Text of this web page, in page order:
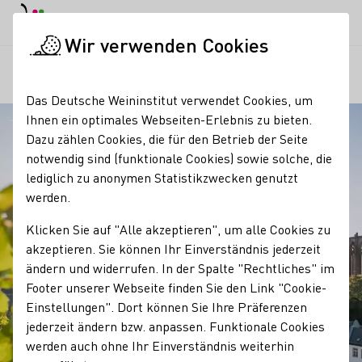
Wir verwenden Cookies
Das Deutsche Weininstitut verwendet Cookies, um
Ihnen ein optimales Webseiten-Erlebnis zu bieten.
Dazu zählen Cookies, die für den Betrieb der Seite
notwendig sind (funktionale Cookies) sowie solche, die
lediglich zu anonymen Statistikzwecken genutzt
werden.
Klicken Sie auf "Alle akzeptieren", um alle Cookies zu
akzeptieren. Sie können Ihr Einverständnis jederzeit
ändern und widerrufen. In der Spalte "Rechtliches" im
Footer unserer Webseite finden Sie den Link "Cookie-
Einstellungen". Dort können Sie Ihre Präferenzen
jederzeit ändern bzw. anpassen. Funktionale Cookies
werden auch ohne Ihr Einverständnis weiterhin